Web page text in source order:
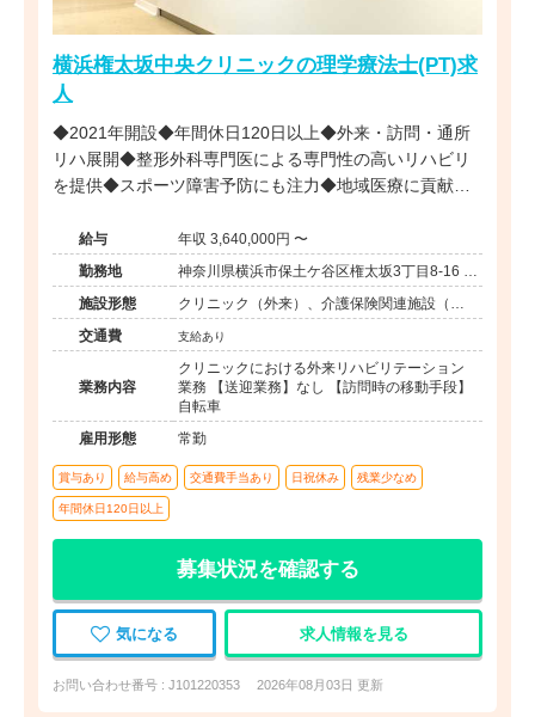
横浜権太坂中央クリニックの理学療法士(PT)求
人
◆2021年開設◆年間休日120日以上◆外来・訪問・通所
リハ展開◆整形外科専門医による専門性の高いリハビリ
を提供◆スポーツ障害予防にも注力◆地域医療に貢献す
給与
年収 3,640,000円 〜
勤務地
神奈川県横浜市保土ケ谷区権太坂3丁目8-16 ロ
ピア権太坂店2階
施設形態
クリニック（外来）、介護保険関連施設（デ
イケア/訪問看護・リハ）
交通費 支給あり
業務内容
クリニックにおける外来リハビリテーション
業務 【送迎業務】なし 【訪問時の移動手段】
自転車
雇用形態
常勤
賞与あり 給与高め 交通費手当あり 日祝休み 残業少なめ
年間休日120日以上
募集状況を確認する
気になる 求人情報を見る
お問い合わせ番号 : J101220353 2026年08月03日 更新